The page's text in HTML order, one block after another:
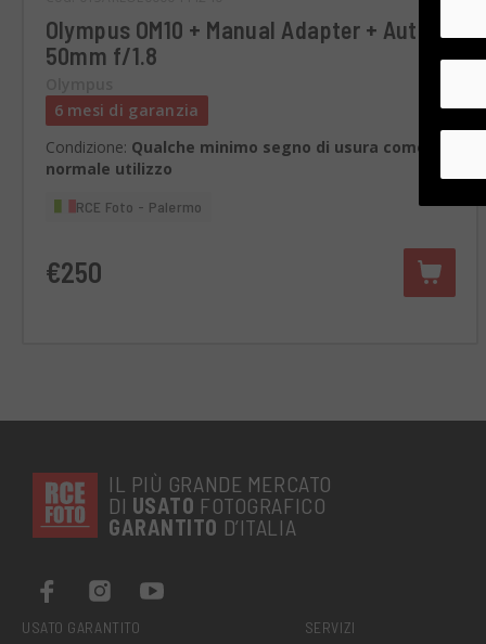
Olympus OM10 + Manual Adapter + Auto-S
50mm f/1.8
6 mesi di garanzia
Condizione: Qualche minimo segno di usura come da
normale utilizzo
RCE Foto - Palermo
€250
IL PIÙ GRANDE MERCATO
DI USATO FOTOGRAFICO
GARANTITO D’ITALIA
USATO GARANTITO SERVIZI